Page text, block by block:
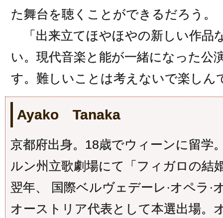
た舞台を聴くことができるだろう。
「出来立てほやほやの新しい作品
い。現代音楽と能が一緒になった公
す。難しいことは考えないで楽しん
Ayako Tanaka
京都府出身。18歳でウィーンに留学
ルン州立歌劇場にて「フィガロの結
翌年、 国際ベルヴェデーレ·オペラ·
オーストリア代表として本選出場。